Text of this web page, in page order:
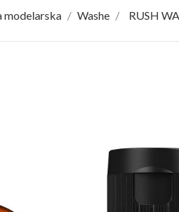
modelarska Washe RUSH